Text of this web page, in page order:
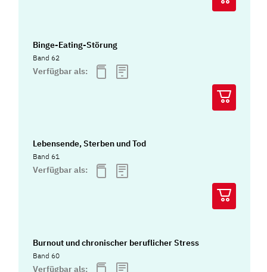
Binge-Eating-Störung
Band 62
Verfügbar als:
Lebensende, Sterben und Tod
Band 61
Verfügbar als:
Burnout und chronischer beruflicher Stress
Band 60
Verfügbar als: